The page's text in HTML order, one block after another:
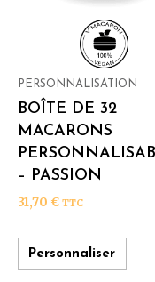
PERSONNALISATION
BOÎTE DE 32
MACARONS
– PASSION
31,70 € TTC
Personnaliser